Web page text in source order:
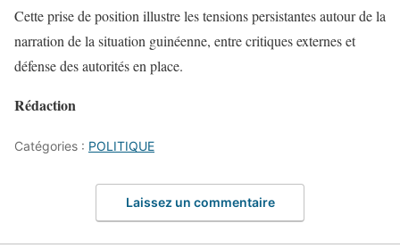
Cette prise de position illustre les tensions persistantes autour de la
narration de la situation guinéenne, entre critiques externes et
défense des autorités en place.
Rédaction
Catégories : POLITIQUE
Laissez un commentaire